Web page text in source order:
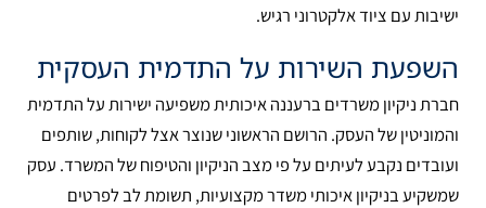
ישיבות עם ציוד אלקטרוני רגיש.
השפעת השירות על התדמית העסקית
חברת ניקיון משרדים ברעננה איכותית משפיעה ישירות על התדמית
והמוניטין של העסק. הרושם הראשוני שנוצר אצל לקוחות, שותפים
ועובדים נקבע לעיתים על פי מצב הניקיון והטיפוח של המשרד. עסק
שמשקיע בניקיון איכותי משדר מקצועיות, תשומת לב לפרטים